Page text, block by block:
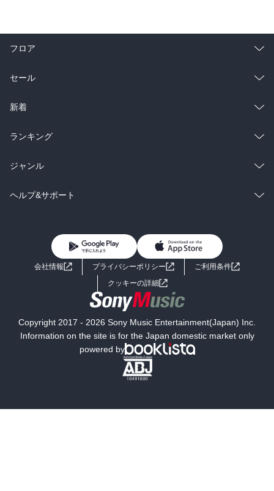
フロア
総合
ラノベ
雑誌・グラビア
BL・TL
セール
総合
ラノベ
雑誌・グラビア
BL・TL
新着
総合
ラノベ
雑誌・グラビア
ランキング
総合
ラノベ
ジャンル
コミック
ライトノベル 男子向けラノベ
小説
海外小説
ミステリー SF
文学
ヘルプ&サポート
よくあるご質問 お問い合わせ
会社情報 プライバシーポリシー
ご利用条件
クッキーの詳細
Copyright 2017 - 2026 Sony Music Entertainment(Japan) Inc.
Information on the site is for the Japan domestic market only
powered by